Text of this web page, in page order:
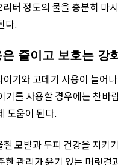
터 정도의 물을 충분히 마
다.
줄이고 보호는 강
기와 고데기 사용이 늘어
기를 사용할 경우에는 찬바
도움이 된다.
모발과 두피 건강을 지키
한 관리가 윤기 있는 머릿